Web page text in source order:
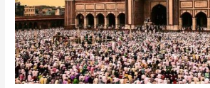
Idul
Fitri